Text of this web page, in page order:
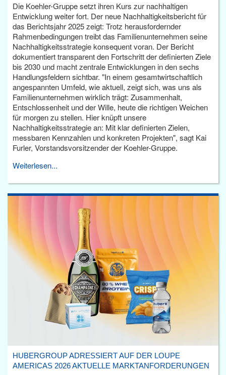
Die Koehler-Gruppe setzt ihren Kurs zur nachhaltigen
Entwicklung weiter fort. Der neue Nachhaltigkeitsbericht für
das Berichtsjahr 2025 zeigt: Trotz herausfordernder
Rahmenbedingungen treibt das Familienunternehmen seine
Nachhaltigkeitsstrategie konsequent voran. Der Bericht
dokumentiert transparent den Fortschritt der definierten Ziele
bis 2030 und macht zentrale Entwicklungen in den sechs
Handlungsfeldern sichtbar. "In einem gesamtwirtschaftlich
angespannten Umfeld, wie aktuell, zeigt sich, was uns als
Familienunternehmen wirklich trägt: Zusammenhalt,
Entschlossenheit und der Wille, heute die richtigen Weichen
für morgen zu stellen. Hier knüpft unsere
Nachhaltigkeitsstrategie an: Mit klar definierten Zielen,
messbaren Kennzahlen und konkreten Projekten", sagt Kai
Furler, Vorstandsvorsitzender der Koehler-Gruppe.
Weiterlesen...
HUBERGROUP ADRESSIERT AUF DER LOUPE
AMERICAS 2026 AKTUELLE MARKTANFORDERUNGEN